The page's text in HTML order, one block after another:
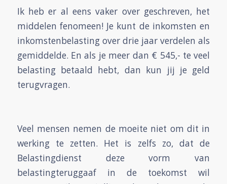
Ik heb er al eens vaker over geschreven, het
middelen fenomeen! Je kunt de inkomsten en
inkomstenbelasting over drie jaar verdelen als
gemiddelde. En als je meer dan € 545,- te veel
belasting betaald hebt, dan kun jij je geld
terugvragen.
Veel mensen nemen de moeite niet om dit in
werking te zetten. Het is zelfs zo, dat de
Belastingdienst deze vorm van
belastingteruggaaf in de toekomst wil